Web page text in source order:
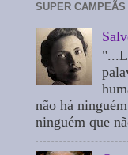
SUPER CAMPEÃS
não há
ninguém que